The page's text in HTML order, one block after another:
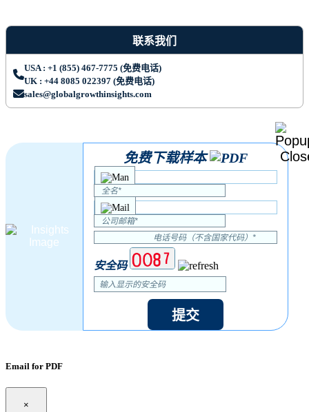
联系我们
USA : +1 (855) 467-7775 (免费电话)
UK : +44 8085 022397 (免费电话)
sales@globalgrowthinsights.com
免费下载样本
安全码
提交
Email for PDF
×